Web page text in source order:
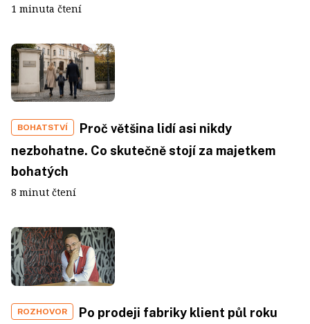
1 minuta čtení
BOHATSTVÍ
Proč většina lidí asi nikdy
nezbohatne. Co skutečně stojí za majetkem
bohatých
8 minut čtení
ROZHOVOR
Po prodeji fabriky klient půl roku